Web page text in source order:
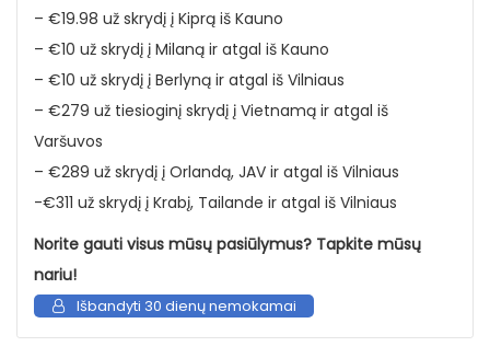
o
d
ž
i
– €19.98 už skrydį į Kiprą iš Kauno
– €10 už skrydį į Milaną ir atgal iš Kauno
– €10 už skrydį į Berlyną ir atgal iš Vilniaus
– €279 už tiesioginį skrydį į Vietnamą ir atgal iš
Varšuvos
– €289 už skrydį į Orlandą, JAV ir atgal iš Vilniaus
-€311 už skrydį į Krabį, Tailande ir atgal iš Vilniaus
Norite gauti visus mūsų pasiūlymus? Tapkite mūsų
nariu!
Išbandyti 30 dienų nemokamai